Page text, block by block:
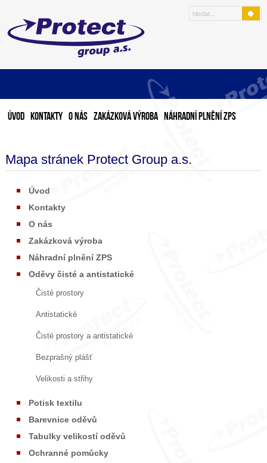
Mapa stránek Protect Group a.s.
Úvod
Kontakty
O nás
Zakázková výroba
Náhradní plnění ZPS
Oděvy čisté a antistatické
Čisté prostory
Antistatické
Čisté prostory a antistatické
Bezprašný plášť
Velikosti a střihy
Potisk textilu
Barevnice oděvů
Tabulky velikostí oděvů
Ochranné pomůcky
Úvod Kontakty O nás Zakázková výroba Náhradní plnění ZPS